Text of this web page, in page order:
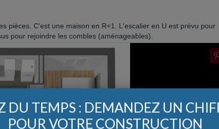
pièces. C'est une maison en R+1. L'escalier en U est prévu pour
pour rejoindre les combles (aménageables).
DU TEMPS : DEMANDEZ UN
POUR VOTRE CONSTRUCTION